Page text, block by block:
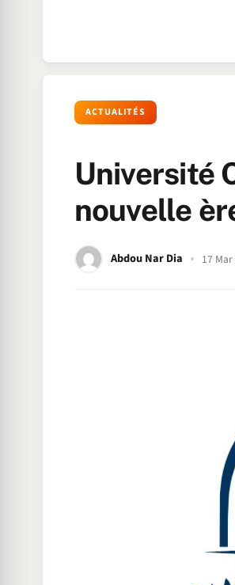
ACTUALITÉS
Université
nouvelle
Abdou Nar Dia 17